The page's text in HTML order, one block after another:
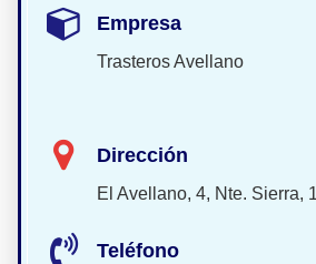
Empresa
Trasteros Avellano
Dirección
El Avellano, 4, Nte. Sierra,
Teléfono